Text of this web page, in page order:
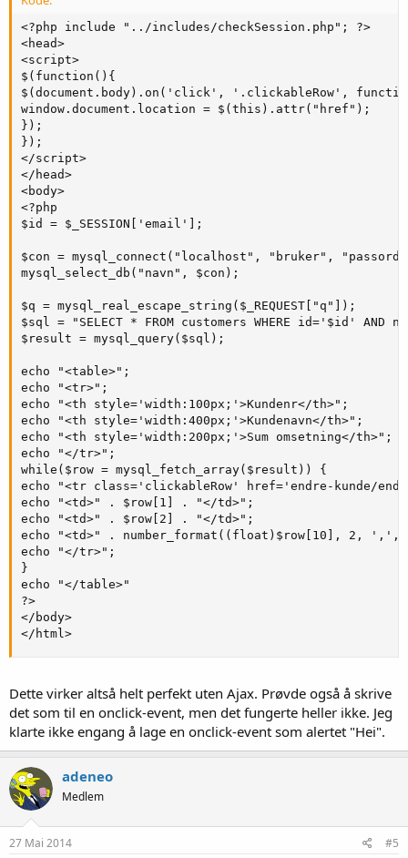
<?php include "../includes/checkSession.php"; ?>
<head>
<script>
$(function(){
$(document.body).on('click', '.clickableRow',
window.document.location = $(this).attr("href");
});
});
</script>
</head>
<body>
<?php
$id = $_SESSION['email'];
$con = mysql_connect("localhost", "bruker",
mysql_select_db("navn", $con);
$q = mysql_real_escape_string($_REQUEST["q"]);
$sql = "SELECT * FROM customers WHERE id='$id' AND
$result = mysql_query($sql);
echo "<table>";
echo "<tr>";
echo "<th style='width:100px;'>Kundenr</th>";
echo "<th style='width:400px;'>Kundenavn</th>";
echo "<th style='width:200px;'>Sum omsetning</th>";
echo "</tr>";
while($row = mysql_fetch_array($result)) {
echo "<tr class='clickableRow' href='endre-kunde/
echo "<td>" . $row[1] . "</td>";
echo "<td>" . $row[2] . "</td>";
echo "<td>" . number_format((float)$row[10], 2,
echo "</tr>";
}
echo "</table>"
?>
</body>
</html>
Dette virker altså helt perfekt uten Ajax. Prøvde også å skrive
det som til en onclick-event, men det fungerte heller ikke. Jeg
klarte ikke engang å lage en onclick-event som alertet "Hei".
adeneo
Medlem
27 Mai 2014 #5